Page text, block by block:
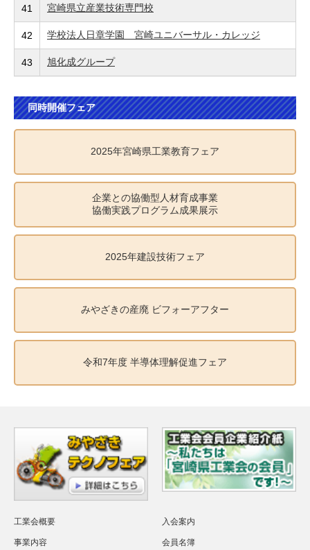
41 宮崎県立産業技術専門校
42 学校法人日章学園 宮崎ユニバーサル・カレッジ
43 旭化成グループ
同時開催フェア
2025年宮崎県工業教育フェア
企業との協働型人材育成事業
協働実践プログラム成果展示
2025年建設技術フェア
みやざきの産廃 ビフォーアフター
令和7年度 半導体理解促進フェア
工業会概要
事業内容
入会案内
会員名簿